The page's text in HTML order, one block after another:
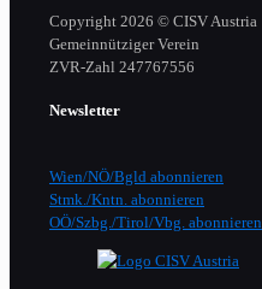
Copyright 2026 © CISV Austria
Gemeinnütziger Verein
​ZVR-Zahl 247767556
Newsletter
Wien/NÖ/Bgld abonnieren
Stmk./Kntn. abonnieren
OÖ/Szbg./Tirol/Vbg. abonnieren